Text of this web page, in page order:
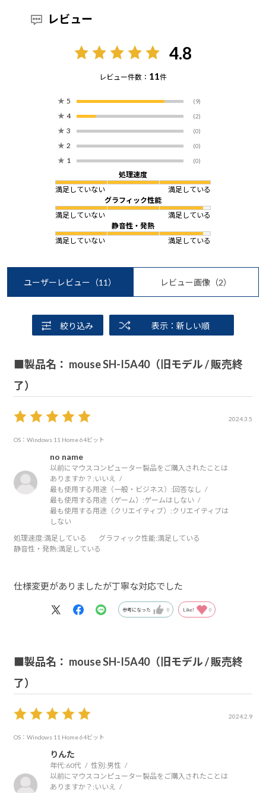
レビュー
4.8
レビュー件数： 11件
★ 5 (9)
★ 4 (2)
★ 3 (0)
★ 2 (0)
★ 1 (0)
処理速度
満足していない
満足している
グラフィック性能
満足していない
満足している
静音性・発熱
満足していない
満足している
ユーザーレビュー （11） レビュー画像 （2）
絞り込み 表示：新しい順
■製品名： mouse SH-I5A40（旧モデル / 販売終
了）
2024.3.5
OS：Windows 11 Home 64ビット
no name
以前にマウスコンピューター製品をご購入されたことは
ありますか？: いいえ
最も使用する用途（一般・ビジネス）: 回答なし
最も使用する用途（ゲーム）:ゲームはしない
最も使用する用途（クリエイティブ）:クリエイティブは
しない
処理速度:満足している グラフィック性能:満足している
静音性・発熱:満足している
仕様変更がありましたが丁寧な対応でした
参考になった 0 Like! 0
■製品名： mouse SH-I5A40（旧モデル / 販売終
了）
2024.2.9
OS：Windows 11 Home 64ビット
りんた
年代:60代 性別:男性
以前にマウスコンピューター製品をご購入されたことは
ありますか？: いいえ